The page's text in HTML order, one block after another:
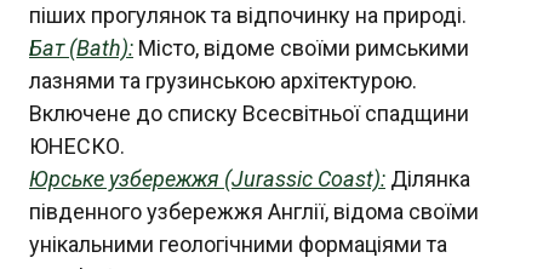
піших прогулянок та відпочинку на природі.
Бат (Bath): Місто, відоме своїми римськими
лазнями та грузинською архітектурою.
Включене до списку Всесвітньої спадщини
ЮНЕСКО.
Юрське узбережжя (Jurassic Coast): Ділянка
південного узбережжя Англії, відома своїми
унікальними геологічними формаціями та